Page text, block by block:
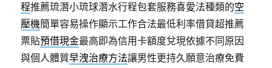
程推薦琉潛小琉球潛水行程包套服務喜愛法種類的空
壓機簡單容易操作顯示工作合法最低利率借貸超推薦
票貼預借現金最高即為信用卡額度兌現依據不同原因
與個人體質早洩治療方法讓男性更持久願意治療免費